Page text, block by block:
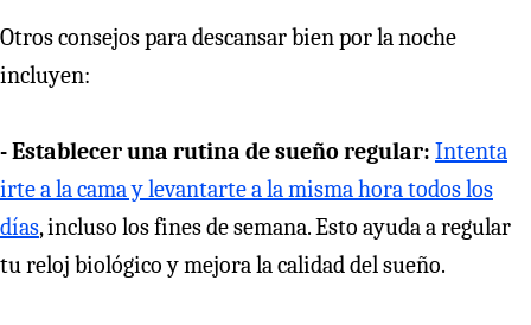
Otros consejos para descansar bien por la noche
incluyen:
- Establecer una rutina de sueño regular: Intenta
irte a la cama y levantarte a la misma hora todos los
días, incluso los fines de semana. Esto ayuda a regular
tu reloj biológico y mejora la calidad del sueño.